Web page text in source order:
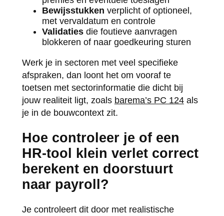
Bewijsstukken verplicht of optioneel,
met vervaldatum en controle
Validatiesdie foutieve aanvragen
blokkeren of naar goedkeuring sturen
Werk je in sectoren met veel specifieke
afspraken, dan loont het om vooraf te
toetsen met sectorinformatie die dicht bij
jouw realiteit ligt, zoals barema’s PC 124als
je in de bouwcontext zit.
Hoe controleer je of een
HR-tool klein verlet correct
berekent en doorstuurt
naar payroll?
Je controleert dit door met realistische